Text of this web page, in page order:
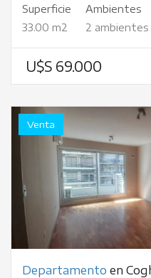
Superficie
33.00 m2
Ambientes
2 ambientes
U$S 69.000
Venta
Departamento en